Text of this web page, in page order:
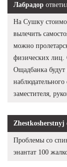
Лабрадор
На Сушку
вылечить
можно
физических лиц.
Ощадбанка будут
наблюдательного
заместителя,
Zhestkosherstnyj
Проблемы со
энантат 100